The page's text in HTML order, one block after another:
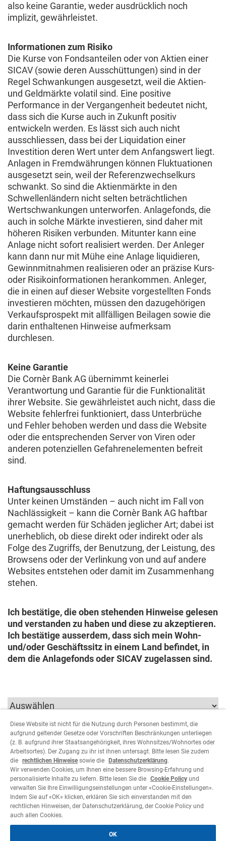
also keine Garantie, weder ausdrücklich noch
implizit, gewährleistet.
Informationen zum Risiko
Die Kurse von Fondsanteilen oder von Aktien einer
SICAV (sowie deren Ausschüttungen) sind in der
Regel Schwankungen ausgesetzt, weil die Aktien-
und Geldmärkte volatil sind. Eine positive
Performance in der Vergangenheit bedeutet nicht,
dass sich die Kurse auch in Zukunft positiv
entwickeln werden. Es lässt sich auch nicht
ausschliessen, dass bei der Liquidation einer
Investition deren Wert unter dem Anfangswert liegt.
Anlagen in Fremdwährungen können Fluktuationen
ausgesetzt sein, weil der Referenzwechselkurs
schwankt. So sind die Aktienmärkte in den
Schwellenländern nicht selten beträchtlichen
Wertschwankungen unterworfen. Anlagefonds, die
auch in solche Märkte investieren, sind daher mit
höheren Risiken verbunden. Mitunter kann eine
Anlage nicht sofort realisiert werden. Der Anleger
kann dann nur mit Mühe eine Anlage liquidieren,
Gewinnmitnahmen realisieren oder an präzise Kurs-
oder Risikoinformationen herankommen. Anleger,
die in einen auf dieser Website vorgestellten Fonds
investieren möchten, müssen den dazugehörigen
Verkaufsprospekt mit allfälligen Beilagen sowie die
darin enthaltenen Hinweise aufmerksam
durchlesen.
Keine Garantie
Die Cornèr Bank AG übernimmt keinerlei
Verantwortung und Garantie für die Funktionalität
ihrer Website. Sie gewährleistet auch nicht, dass die
Website fehlerfrei funktioniert, dass Unterbrüche
und Fehler behoben werden und dass die Website
oder die entsprechenden Server von Viren oder
anderen potenziellen Gefahrenelementen befreit
sind.
Haftungsausschluss
Unter keinen Umständen – auch nicht im Fall von
Nachlässigkeit – kann die Cornèr Bank AG haftbar
gemacht werden für Schäden jeglicher Art; dabei ist
unerheblich, ob diese direkt oder indirekt oder als
Folge des Zugriffs, der Benutzung, der Leistung, des
Browsens oder der Verlinkung von und auf andere
Websites entstehen oder damit im Zusammenhang
stehen.
Ich bestätige, die oben stehenden Hinweise gelesen
und verstanden zu haben und diese zu akzeptieren.
Ich bestätige ausserdem, dass sich mein Wohn-
und/oder Geschäftssitz in einem Land befindet, in
dem die Anlagefonds oder SICAV zugelassen sind.
Um fortfahren zu können, müssen die der Art des
Benutzers entsprechenden Parameter ausgewählt
werden.
Akzeptieren
Ablehnen
Datenschutzerklärung
Diese Website ist nicht für die Nutzung durch Personen bestimmt, die
aufgrund geltender Gesetze oder Vorschriften Beschränkungen unterliegen
(z. B. aufgrund ihrer Staatsangehörigkeit, ihres Wohnsitzes/Wohnortes oder
Arbeitsortes). Der Zugang zu ihr ist ihnen untersagt. Bitte lesen Sie zudem
die rechtlichen Hinweisesowie die Datenschutzerklärung.
Wir verwenden Cookies, um Ihnen eine bessere Browsing-Erfahrung und
personalisierte Inhalte zu liefern. Bitte lesen Sie die Cookie Policy und
verwalten Sie Ihre Einwilligungseinstellungen unter «Cookie-Einstellungen».
Indem Sie auf «OK» klicken, erklären Sie sich einverstanden mit den
rechtlichen Hinweisen, der Datenschutzerklärung, der Cookie Policy und
auch allen Cookies.
OK